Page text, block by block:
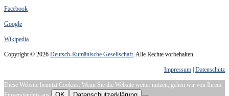
Facebook
Google
Wikipedia
Copyright © 2026 Deutsch-Rumänische Gesellschaft. Alle Rechte vorbehalten.
Impressum Datenschutz
Diese Website benutzt Cookies. Wenn Sie die Website weiter nutzen, gehen wir von Ihrem